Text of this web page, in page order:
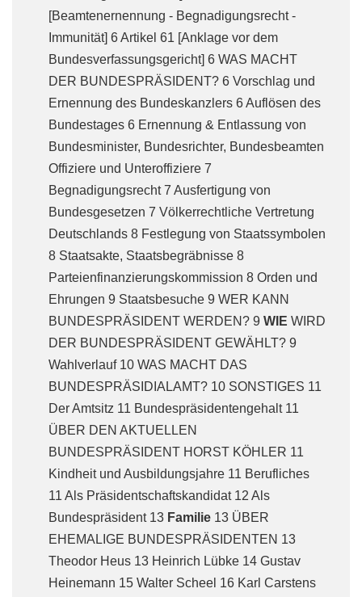
[Beamtenernennung - Begnadigungsrecht -
Immunität] 6 Artikel 61 [Anklage vor dem
Bundesverfassungsgericht] 6 WAS MACHT
DER BUNDESPRÄSIDENT? 6 Vorschlag und
Ernennung des Bundeskanzlers 6 Auflösen des
Bundestages 6 Ernennung & Entlassung von
Bundesminister, Bundesrichter, Bundesbeamten
Offiziere und Unteroffiziere 7
Begnadigungsrecht 7 Ausfertigung von
Bundesgesetzen 7 Völkerrechtliche Vertretung
Deutschlands 8 Festlegung von Staatssymbolen
8 Staatsakte, Staatsbegräbnisse 8
Parteienfinanzierungskommission 8 Orden und
Ehrungen 9 Staatsbesuche 9 WER KANN
BUNDESPRÄSIDENT WERDEN? 9 WIE WIRD
DER BUNDESPRÄSIDENT GEWÄHLT? 9
Wahlverlauf 10 WAS MACHT DAS
BUNDESPRÄSIDIALAMT? 10 SONSTIGES 11
Der Amtsitz 11 Bundespräsidentengehalt 11
ÜBER DEN AKTUELLEN
BUNDESPRÄSIDENT HORST KÖHLER 11
Kindheit und Ausbildungsjahre 11 Berufliches
11 Als Präsidentschaftskandidat 12 Als
Bundespräsident 13 Familie 13 ÜBER
EHEMALIGE BUNDESPRÄSIDENTEN 13
Theodor Heus 13 Heinrich Lübke 14 Gustav
Heinemann 15 Walter Scheel 16 Karl Carstens